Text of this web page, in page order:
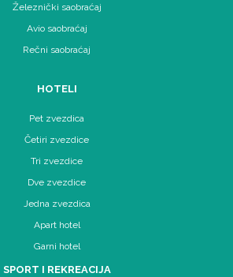
Železnički saobraćaj
Avio saobraćaj
Rečni saobraćaj
HOTELI
Pet zvezdica
Četiri zvezdice
Tri zvezdice
Dve zvezdice
Jedna zvezdica
Apart hotel
Garni hotel
SPORT I REKREACIJA